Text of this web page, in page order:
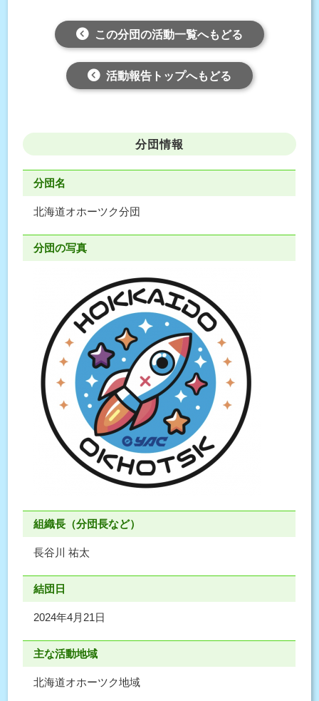
この分団の活動一覧へもどる
活動報告トップへもどる
分団情報
分団名
北海道オホーツク分団
分団の写真
組織長（分団長など）
長谷川 祐太
結団日
2024年4月21日
主な活動地域
北海道オホーツク地域